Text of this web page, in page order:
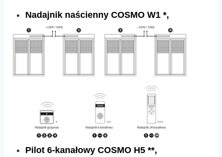
Nadajnik naścienny COSMO W1 *,
Pilot 6-kanałowy COSMO H5 **,